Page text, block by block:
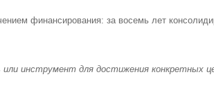
финансирования: за восемь лет
инструмент для достижения конкретных